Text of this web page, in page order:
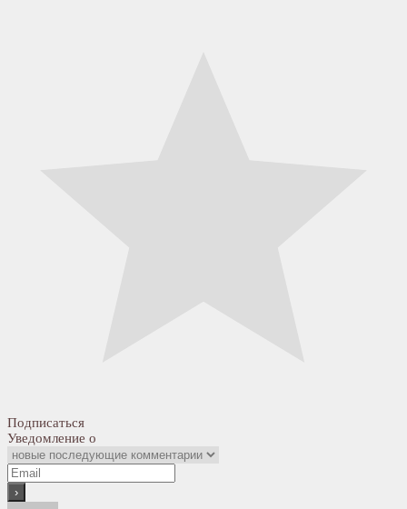
Подписаться
Уведомление о